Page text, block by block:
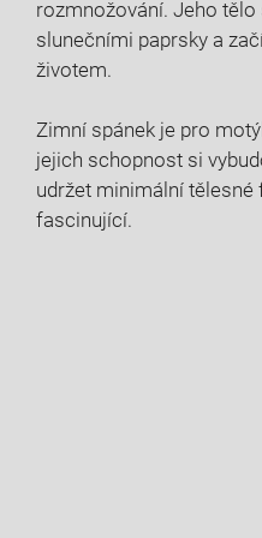
rozmnožování. Jeho tělo
slunečními paprsky a
životem.
Zimní spánek je pro
jejich schopnost si
‌udržet minimální tělesné
fascinující.